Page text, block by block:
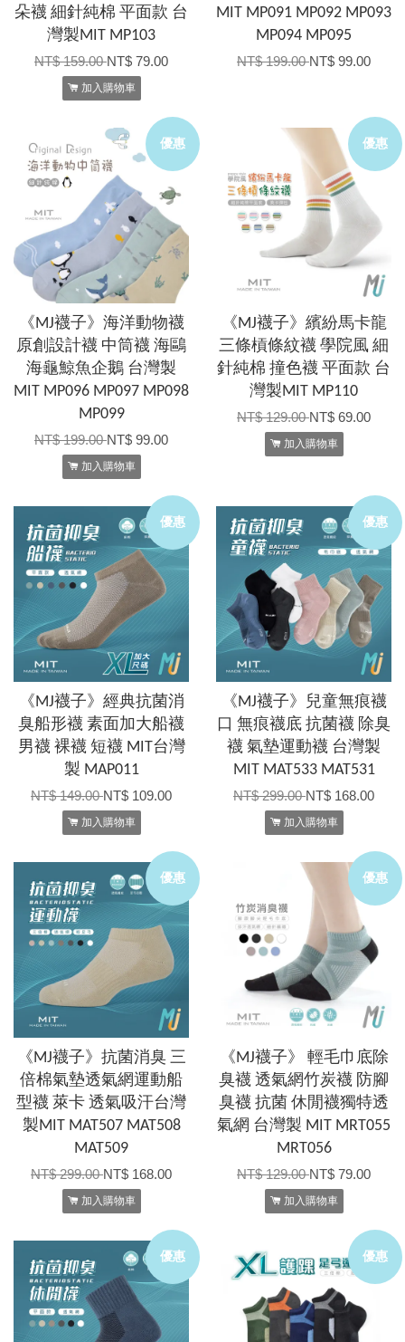
朵襪 細針純棉 平面款 台
灣製MIT MP103
NT$ 159.00NT$ 79.00
加入購物車
MIT MP091 MP092 MP093
MP094 MP095
NT$ 199.00NT$ 99.00
優惠
《MJ襪子》海洋動物襪
原創設計襪 中筒襪 海鷗
海龜鯨魚企鵝 台灣製
MIT MP096 MP097 MP098
MP099
NT$ 199.00NT$ 99.00
加入購物車
優惠
《MJ襪子》繽紛馬卡龍
三條槓條紋襪 學院風 細
針純棉 撞色襪 平面款 台
灣製MIT MP110
NT$ 129.00NT$ 69.00
加入購物車
優惠
《MJ襪子》經典抗菌消
臭船形襪 素面加大船襪
男襪 裸襪 短襪 MIT台灣
製 MAP011
NT$ 149.00NT$ 109.00
加入購物車
優惠
《MJ襪子》兒童無痕襪
口 無痕襪底 抗菌襪 除臭
襪 氣墊運動襪 台灣製
MIT MAT533 MAT531
NT$ 299.00NT$ 168.00
加入購物車
優惠
《MJ襪子》抗菌消臭 三
倍棉氣墊透氣網運動船
型襪 萊卡 透氣吸汗台灣
製MIT MAT507 MAT508
MAT509
NT$ 299.00NT$ 168.00
加入購物車
優惠
《MJ襪子》 輕毛巾底除
臭襪 透氣網竹炭襪 防腳
臭襪 抗菌 休閒襪獨特透
氣網 台灣製 MIT MRT055
MRT056
NT$ 129.00NT$ 79.00
加入購物車
優惠 優惠